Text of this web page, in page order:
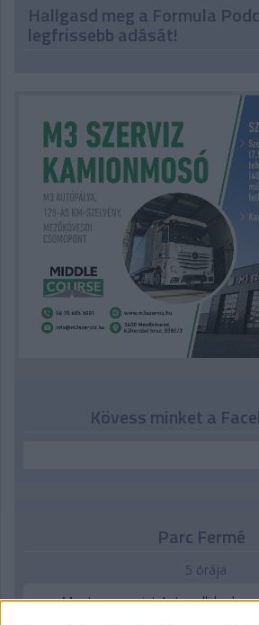
Hallgasd meg a Formula
legfrissebb adását!
Kövess minket a
Parc Fermé
5 órája
Montoya szerint Antonelli